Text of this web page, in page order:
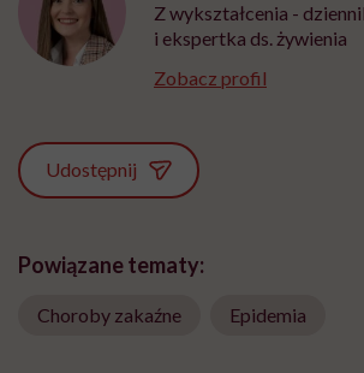
Z wykształcenia -
i ekspertka ds. żywienia
Zobacz profil
Udostępnij
Powiązane tematy:
Choroby zakaźne Epidemia